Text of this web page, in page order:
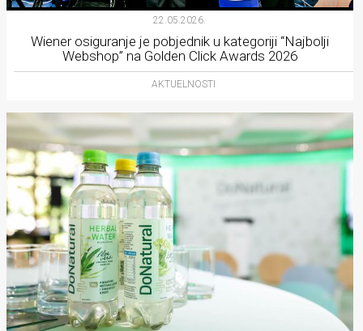
22.05.2026.
Wiener osiguranje je pobjednik u kategoriji “Najbolji
Webshop” na Golden Click Awards 2026
AKTUELNOSTI